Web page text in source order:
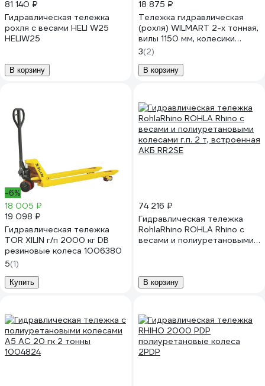
81 140 ₽
Гидравлическая тележка
рохля с весами HELI W25
HELIW25
В корзину
18 875 ₽
Тележка гидравлическая
(рохля) WILMART 2-х тонная,
вилы 1150 мм, колесики
нейлон HP-20-30NYD
3(2)
В корзину
-6%
18 005 ₽
19 098 ₽
Гидравлическая тележка
TOR XILIN г/п 2000 кг DB
резиновые колеса 1006380
5(1)
Купить
74 216 ₽
Гидравлическая тележка
RohlaRhino ROHLA Rhino с
весами и полиуретановыми
В корзину